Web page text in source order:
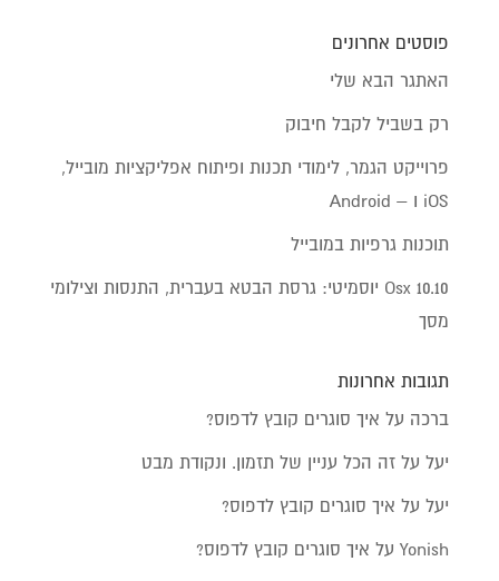
פוסטים אחרונים
האתגר הבא שלי
רק בשביל לקבל חיבוק
פרוייקט הגמר, לימודי תכנות ופיתוח אפליקציות מובייל,
iOS ו – Android
תוכנות גרפיות במובייל
Osx 10.10 יוסמיטי: גרסת הבטא בעברית, התנסות וצילומי
מסך
תגובות אחרונות
ברכה על איך סוגרים קובץ לדפוס?
יעלעל זה הכל עניין של תזמון. ונקודת מבט
יעלעל איך סוגרים קובץ לדפוס?
Yonishעל איך סוגרים קובץ לדפוס?